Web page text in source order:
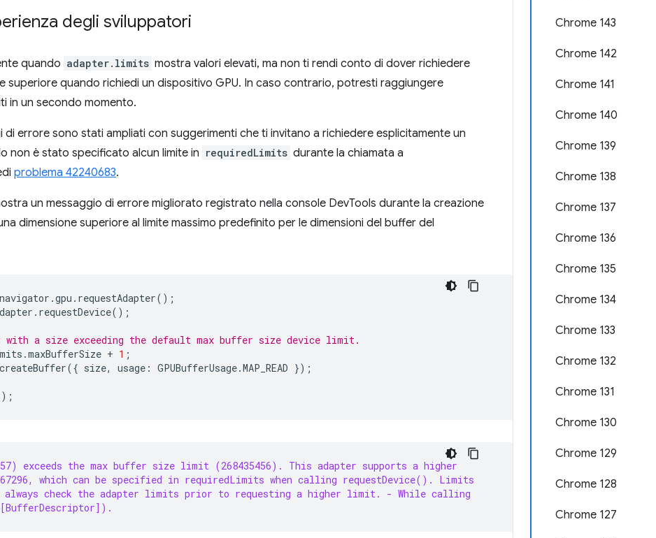
Chrome 143
Chrome 142
Chrome 141
Chrome 140
Chrome 139
Chrome 138
Chrome 137
Chrome 136
Chrome 135
Chrome 134
Chrome 133
Chrome 132
Chrome 131
Chrome 130
Chrome 129
Chrome 128
Chrome 127
degli sviluppatori
quando adapter.limits mostra valori elevati, ma non ti rendi conto di dover richiedere
superiore quando richiedi un dispositivo GPU. In caso contrario, potresti raggiungere
in un secondo momento.
di errore sono stati ampliati con suggerimenti che ti invitano a richiedere esplicitamente un
non è stato specificato alcun limite in requiredLimits durante la chiamata a
problema 42240683.
un messaggio di errore migliorato registrato nella console DevTools durante la creazione
dimensione superiore al limite massimo predefinito per le dimensioni del buffer del
navigator .gpu . requestAdapter();
. requestDevice();
with a size exceeding the default max buffer size device limit.
.maxBufferSize + 1 ;
createBuffer({ size, usage : GPUBufferUsage.MAP_READ });
exceeds the max buffer size limit (268435456). This adapter supports a higher
which can be specified in requiredLimits when calling requestDevice(). Limits
always check the adapter limits prior to requesting a higher limit.
- While calling